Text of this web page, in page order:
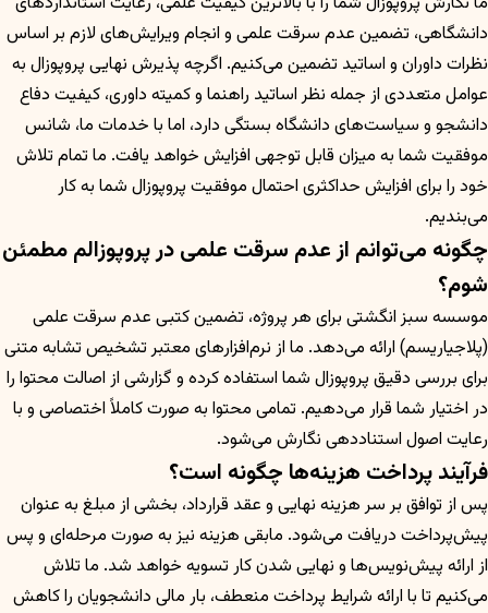
دانشگاهی، تضمین عدم سرقت علمی و انجام ویرایش‌های لازم بر اساس
نظرات داوران و اساتید تضمین می‌کنیم. اگرچه پذیرش نهایی پروپوزال به
عوامل متعددی از جمله نظر اساتید راهنما و کمیته داوری، کیفیت دفاع
دانشجو و سیاست‌های دانشگاه بستگی دارد، اما با خدمات ما، شانس
موفقیت شما به میزان قابل توجهی افزایش خواهد یافت. ما تمام تلاش
خود را برای افزایش حداکثری احتمال موفقیت پروپوزال شما به کار
می‌بندیم.
چگونه می‌توانم از عدم سرقت علمی در پروپوزالم مطمئن
شوم؟
موسسه سبز انگشتی برای هر پروژه، تضمین کتبی عدم سرقت علمی
(پلاجیاریسم) ارائه می‌دهد. ما از نرم‌افزارهای معتبر تشخیص تشابه متنی
برای بررسی دقیق پروپوزال شما استفاده کرده و گزارشی از اصالت محتوا را
در اختیار شما قرار می‌دهیم. تمامی محتوا به صورت کاملاً اختصاصی و با
رعایت اصول استناددهی نگارش می‌شود.
فرآیند پرداخت هزینه‌ها چگونه است؟
پس از توافق بر سر هزینه نهایی و عقد قرارداد، بخشی از مبلغ به عنوان
پیش‌پرداخت دریافت می‌شود. مابقی هزینه نیز به صورت مرحله‌ای و پس
از ارائه پیش‌نویس‌ها و نهایی شدن کار تسویه خواهد شد. ما تلاش
می‌کنیم تا با ارائه شرایط پرداخت منعطف، بار مالی دانشجویان را کاهش